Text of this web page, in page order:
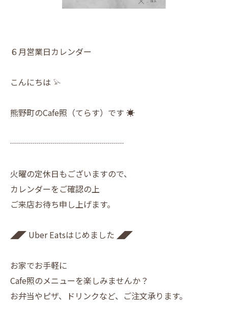
６月営業日カレンダー
こんにちは 𓅫
熊野町のCafe照（てらす）です ☀︎
┈┈┈┈┈┈┈┈┈┈┈┈┈┈
火曜の定休日もございますので、
カレンダーをご確認の上
ご来店お待ち申し上げます。
◢◤ Uber Eatsはじめました ◢◤
お家でお手軽に
Cafe照のメニューを楽しみませんか？
お弁当やピザ、ドリンクなど、ご注文承ります。